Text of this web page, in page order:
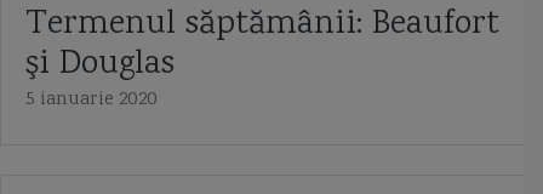
Termenul săptămânii: Beaufort
şi Douglas
5 ianuarie 2020